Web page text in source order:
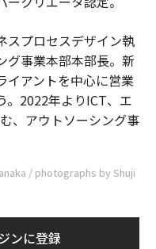
プロセスデザイン執
グ事業本部本部長。新
イアントを中心に営業
。2022年よりICT、エ
、アウトソーシング事
/ photographs by Shuji
ンに登録